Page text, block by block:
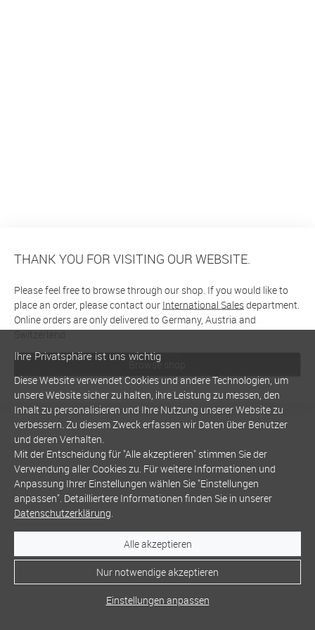
THANK YOU FOR VISITING OUR WEBSITE.
Please feel free to browse through our shop. If you would like to
place an order, please contact our International Salesdepartment.
Online orders are only delivered to Germany, Austria and
Switzerland
Browse shop
Ihre Privatsphäre ist uns wichtig
Diese Website verwendet Cookies und andere Technologien, um
unsere Website sicher zu halten, ihre Leistung zu messen, den
Inhalt zu personalisieren und Ihre Nutzung unserer Website zu
verbessern. Zu diesem Zweck erfassen wir Daten über Benutzer
und deren Verhalten.
Mit der Entscheidung für "Alle akzeptieren" stimmen Sie der
Verwendung aller Cookies zu. Für weitere Informationen und
Anpassung Ihrer Einstellungen wählen Sie "Einstellungen
anpassen". Detailliertere Informationen finden Sie in unserer
Datenschutzerklärung.
Alle akzeptieren
Nur notwendige akzeptieren
Einstellungen anpassen